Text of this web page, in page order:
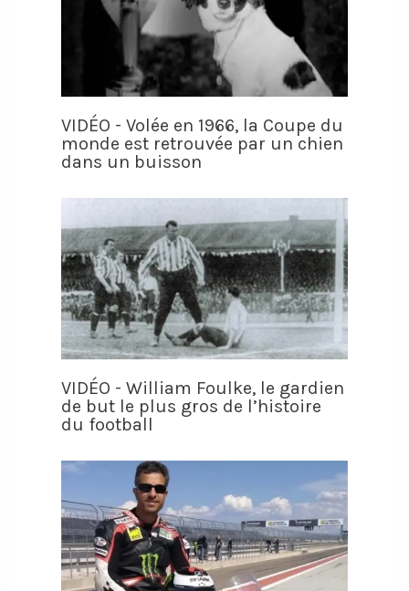
VIDÉO - Volée en 1966, la Coupe du
monde est retrouvée par un chien
dans un buisson
VIDÉO - William Foulke, le gardien
de but le plus gros de l’histoire
du football